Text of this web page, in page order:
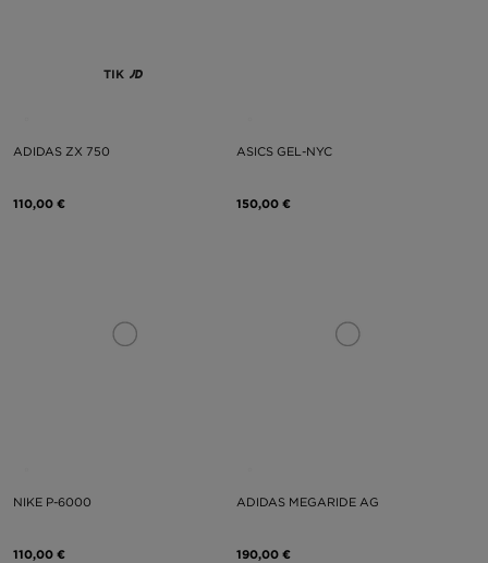
TIK
ADIDAS ZX 750
110,00 €
ASICS GEL-NYC
150,00 €
NIKE P-6000
110,00 €
ADIDAS MEGARIDE AG
190,00 €